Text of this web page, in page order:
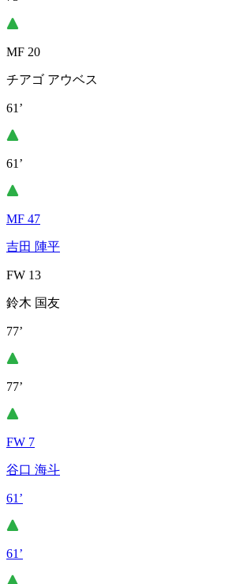
MF 20
チアゴ アウベス
61’
61’
MF 47
吉田 陣平
FW 13
鈴木 国友
77’
77’
FW 7
谷口 海斗
61’
61’